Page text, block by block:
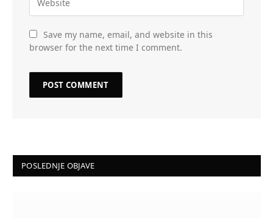
Save my name, email, and website in this
browser for the next time I comment.
POSLEDNJE OBJAVE